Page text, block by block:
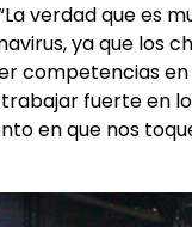
verdad que es
ya que los
competencias
fuerte en
en que nos